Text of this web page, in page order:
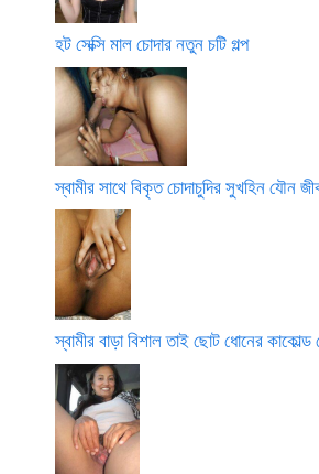
হট সেক্সি মাল চোদার নতুন চটি গল্প
স্বামীর সাথে বিকৃত চোদাচুদির সুখহিন যৌন
স্বামীর বাড়া বিশাল তাই ছোট ধোনের কাকোল্ড